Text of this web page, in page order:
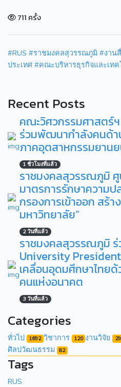
711 ครั้ง
#RUS #ราชมงคลสุวรรณภูมิ #งาน
ประเทศ #คณะบริหารธุรกิจและเท
Recent Posts
คณะวิศวกรรมศาสตร์
ร่วมพัฒนากำลังคนด้า
ภาคอุตสาหกรรมยาน
1 ชั่วโมงที่แล้ว
ราชมงคลสุวรรณภูมิ
มาตรการรักษาความ
กรองการเข้าออก สร้า
มหาวิทยาลัย”
2 วันที่แล้ว
ราชมงคลสุวรรณภูมิ ร่
University
เคลื่อนอุดมศึกษาไทย
คนแห่งอนาคต
3 วันที่แล้ว
Categories
ทั่วไป 1692 วิชาการ 120 งานวิจัย 29
ศิลปวัฒนธรรม 82
Tags
RUS